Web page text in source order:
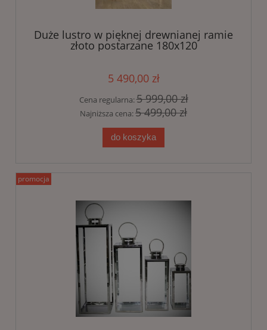
Duże lustro w pięknej drewnianej ramie
złoto postarzane 180x120
5 490,00 zł
Cena regularna:5 999,00 zł
Najniższa cena:5 499,00 zł
do koszyka
promocja